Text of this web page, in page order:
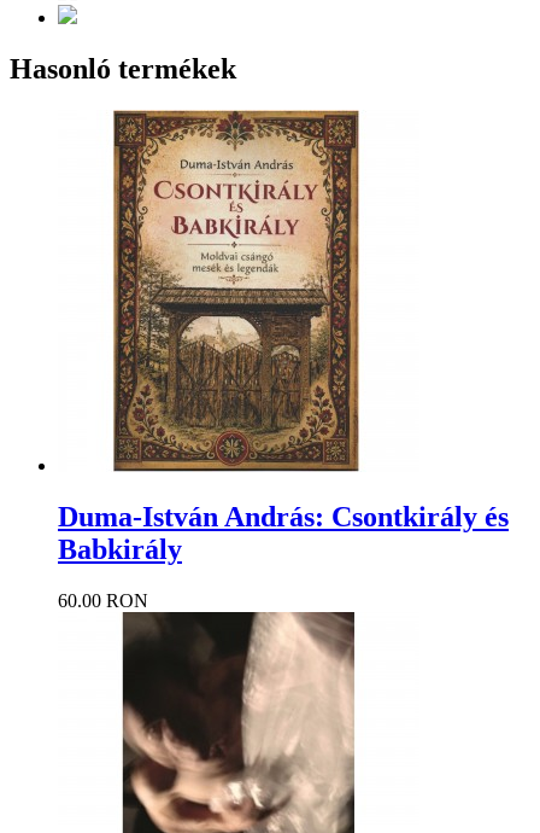
Hasonló termékek
Duma-István András: Csontkirály és
Babkirály
60.00 RON